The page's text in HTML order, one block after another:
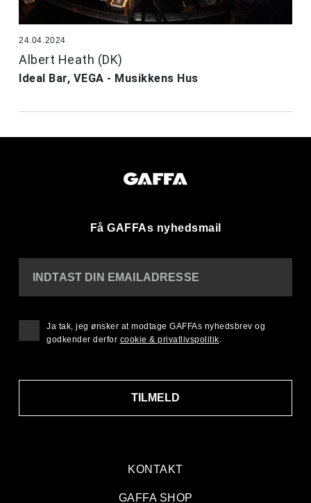
24.04.2024
Albert Heath (DK)
Ideal Bar, VEGA - Musikkens Hus
Få GAFFAs nyhedsmail
KONTAKT
GAFFA SHOP
INDTAST DIN EMAILADRESSE
TILMELD
Ja tak, jeg ønsker at modtage GAFFAs nyhedsbrev og
godkender derfor cookie & privatlivspolitik.